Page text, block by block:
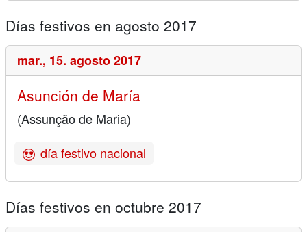
Días festivos en agosto 2017
mar., 15. agosto 2017
Asunción de María
(Assunção de Maria)
día festivo nacional
Días festivos en octubre 2017